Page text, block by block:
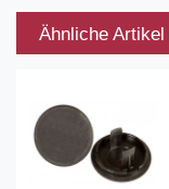
Ähnliche Artikel